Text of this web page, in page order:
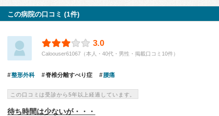
この病院の口コミ (1件)
3.0
Caloouser61067（本人・40代・男性・掲載口コミ10件）
整形外科 脊椎分離すべり症 腰痛
この口コミは受診から5年以上経過しています。
待ち時間は少ないが・・・